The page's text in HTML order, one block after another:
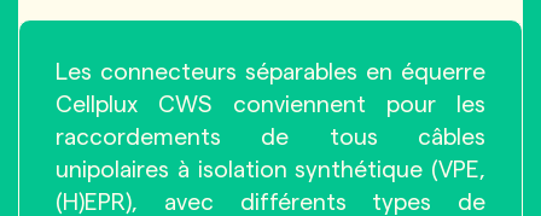
Les connecteurs séparables en équerre
Cellplux CWS conviennent pour les
raccordements de tous câbles
unipolaires à isolation synthétique (VPE,
(H)EPR), avec différents types de